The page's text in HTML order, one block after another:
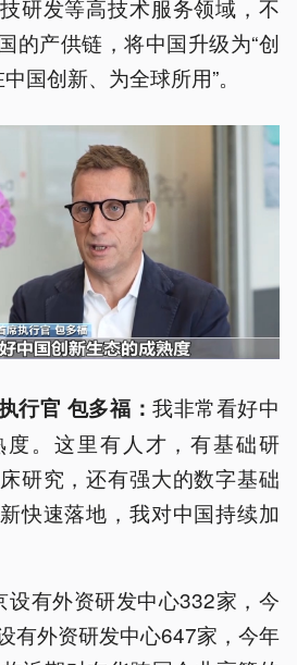
研发等高技术服务领域，不
的产供链，将中国升级为“创
国创新、为全球所用”。
行官 包多福：我非常看好中
。这里有人才，有基础研
研究，还有强大的数字基础
快速落地，我对中国持续加
有外资研发中心332家，今
有外资研发中心647家，今年